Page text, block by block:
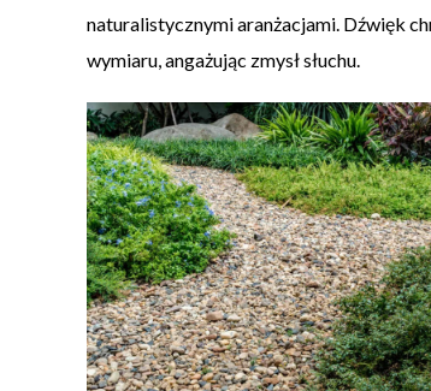
naturalistycznymi aranżacjami. Dźwięk
wymiaru, angażując zmysł słuchu.